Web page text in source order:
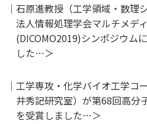
石原進教授（工学領域・数理
法人情報処理学会マルチメデ
(DICOMO2019)シンポジウム
した
工学専攻・化学バイオ工学コ
井秀記研究室）が第68回高分
を受賞しました